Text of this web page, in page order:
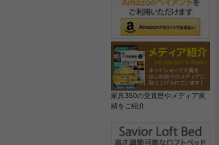
家具350の受賞歴やメディア実
績をご紹介